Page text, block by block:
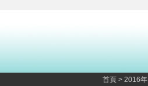
首頁 > 2016年